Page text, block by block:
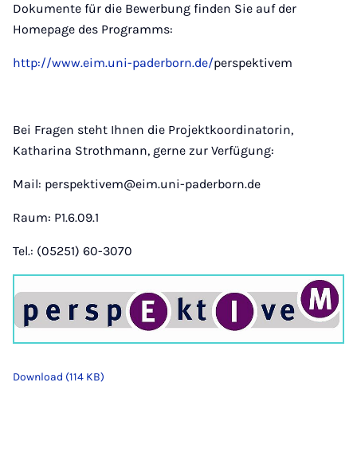
Dokumente für die Bewerbung finden Sie auf der
Homepage des Programms:
http://www.eim.uni-paderborn.de/perspektivem
Bei Fragen steht Ihnen die Projektkoordinatorin,
Katharina Strothmann, gerne zur Verfügung:
Mail: perspektivem@eim.uni-paderborn.de
Raum: P1.6.09.1
Tel.: (05251) 60-3070
Download (114 KB)